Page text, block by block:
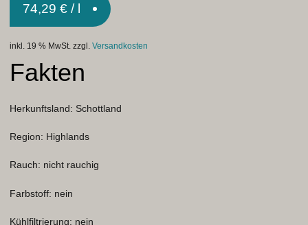
Termine
Impressum
Mein Konto
Kontakt
Warenkorb
74,29€ / l
inkl. 19 % MwSt. zzgl. Versandkosten
Fakten
Herkunftsland: Schottland
Region: Highlands
Rauch: nicht rauchig
Farbstoff: nein
Kühlfiltrierung: nein